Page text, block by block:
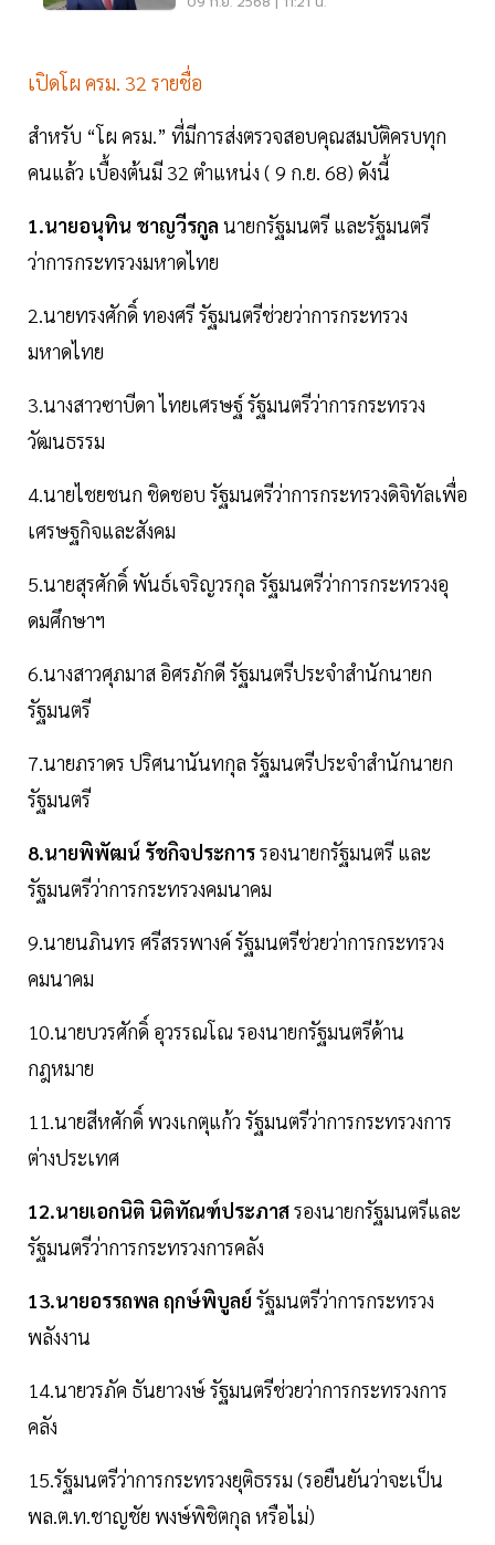
เปิดโผ ครม. 32 รายชื่อ
สำหรับ “โผ ครม.” ที่มีการส่งตรวจสอบคุณสมบัติครบทุก
คนแล้ว เบื้องต้นมี 32 ตำแหน่ง ( 9 ก.ย. 68) ดังนี้
1.นายอนุทิน ชาญวีรกูล นายกรัฐมนตรี และรัฐมนตรี
ว่าการกระทรวงมหาดไทย
2.นายทรงศักดิ์ ทองศรี รัฐมนตรีช่วยว่าการกระทรวง
มหาดไทย
3.นางสาวซาบีดา ไทยเศรษฐ์ รัฐมนตรีว่าการกระทรวง
วัฒนธรรม
4.นายไชยชนก ชิดชอบ รัฐมนตรีว่าการกระทรวงดิจิทัลเพื่อ
เศรษฐกิจและสังคม
5.นายสุรศักดิ์ พันธ์เจริญวรกุล รัฐมนตรีว่าการกระทรวงอุ
ดมศึกษาฯ
6.นางสาวศุภมาส อิศรภักดี รัฐมนตรีประจำสำนักนายก
รัฐมนตรี
7.นายภราดร ปริศนานันทกุล รัฐมนตรีประจำสำนักนายก
รัฐมนตรี
8.นายพิพัฒน์ รัชกิจประการรองนายกรัฐมนตรี และ
รัฐมนตรีว่าการกระทรวงคมนาคม
9.นายนภินทร ศรีสรรพางค์ รัฐมนตรีช่วยว่าการกระทรวง
คมนาคม
10.นายบวรศักดิ์ อุวรรณโณ รองนายกรัฐมนตรีด้าน
กฎหมาย
11.นายสีหศักดิ์ พวงเกตุแก้ว รัฐมนตรีว่าการกระทรวงการ
ต่างประเทศ
12.นายเอกนิติ นิติทัณฑ์ประภาสรองนายกรัฐมนตรีและ
รัฐมนตรีว่าการกระทรวงการคลัง
13.นายอรรถพล ฤกษ์พิบูลย์ รัฐมนตรีว่าการกระทรวง
พลังงาน
14.นายวรภัค ธันยาวงษ์ รัฐมนตรีช่วยว่าการกระทรวงการ
คลัง
15.รัฐมนตรีว่าการกระทรวงยุติธรรม (รอยืนยันว่าจะเป็น
พล.ต.ท.ชาญชัย พงษ์พิชิตกุล หรือไม่)